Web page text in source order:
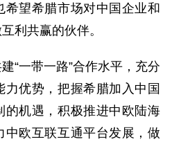
希望希腊市场对中国企业和
利共赢的伙伴。
一带一路”合作水平，充分
优势，把握希腊加入中国
的机遇，积极推进中欧陆海
中欧互联互通平台发展，做